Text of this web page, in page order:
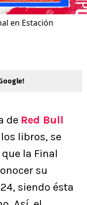
en Estación
de Red Bull
libros, se
la Final
su
siendo ésta